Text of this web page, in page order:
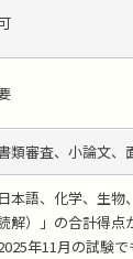
類審査、小論文、
本語、化学、生物
解）」の合計得点
年11月の試験